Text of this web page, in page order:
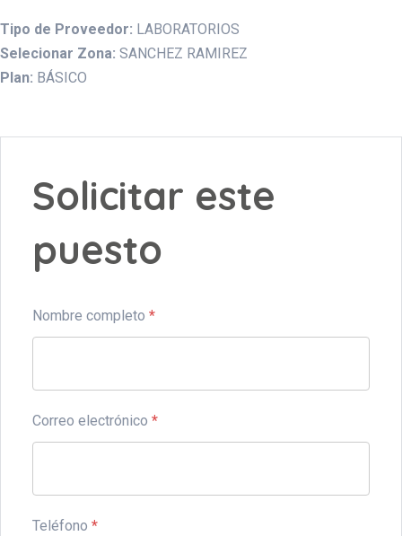
Tipo de Proveedor: LABORATORIOS
Selecionar Zona: SANCHEZ RAMIREZ
Plan: BÁSICO
Solicitar este
puesto
Nombre completo *
Correo electrónico *
Teléfono *